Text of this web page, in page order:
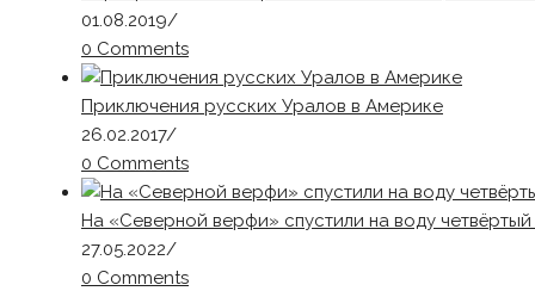
01.08.2019/
0 Comments
Приключения русских Уралов в Америке
26.02.2017/
0 Comments
На «Северной верфи» спустили на воду
27.05.2022/
0 Comments